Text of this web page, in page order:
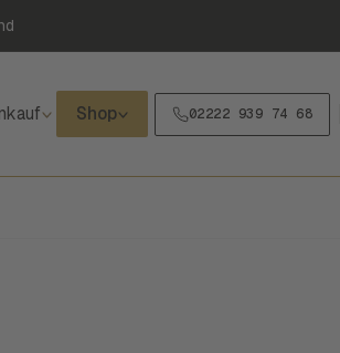
Shop 02222 939 74 68